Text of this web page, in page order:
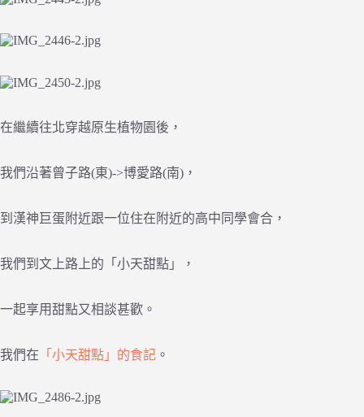
在繼續往北穿越原生植物園後，
我們沿著曾子路(東)->博愛路(南)，
到漢神巨蛋附近跟一位住在附近的高中同學會合，
我們到文上路上的「小天甜點」，
一起享用甜點又相談甚歡。
我們在 「小天甜點」的食記 。